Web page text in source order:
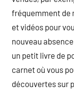
fréquemment de
et vidéos pour
nouveau
un petit livre de
carnet où vous
découvertes sur